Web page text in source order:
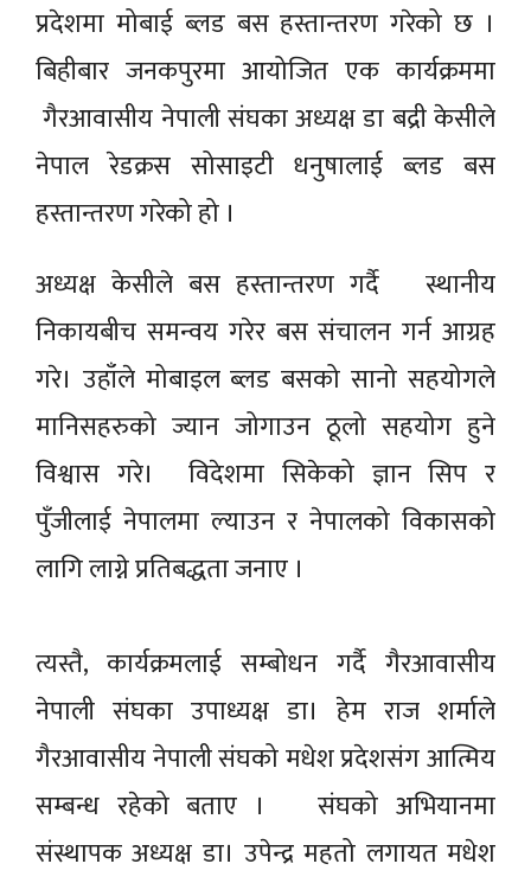
प्रदेशमा मोबाई ब्लड बस हस्तान्तरण गरेको छ ।
बिहीबार जनकपुरमा आयोजित एक कार्यक्रममा
गैरआवासीय नेपाली संघका अध्यक्ष डा‌‍‌‍‍‍‍‍‍‍ बद्री केसीले
नेपाल रेडक्रस सोसाइटी धनुषालाई ब्लड बस
हस्तान्तरण गरेको हो ।
अध्यक्ष केसीले बस हस्तान्तरण गर्दै स्थानीय
निकायबीच समन्वय गरेर बस संचालन गर्न आग्रह
गरे। उहाँले मोबाइल ब्लड बसको सानो सहयोगले
मानिसहरुको ज्यान जोगाउन ठूलो सहयोग हुने
विश्वास गरे। विदेशमा सिकेको ज्ञान सिप र
पुँजीलाई नेपालमा ल्याउन र नेपालको विकासको
लागि लाग्ने प्रतिबद्धता जनाए ।
त्यस्तै, कार्यक्रमलाई सम्बोधन गर्दै गैरआवासीय
नेपाली संघका उपाध्यक्ष डा। हेम राज शर्माले
गैरआवासीय नेपाली संघको मधेश प्रदेशसंग आत्मिय
सम्बन्ध रहेको बताए । संघको अभियानमा
संस्थापक अध्यक्ष डा। उपेन्द्र महतो लगायत मधेश